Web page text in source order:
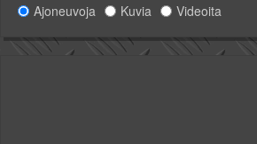
Ajoneuvoja Kuvia Videoita